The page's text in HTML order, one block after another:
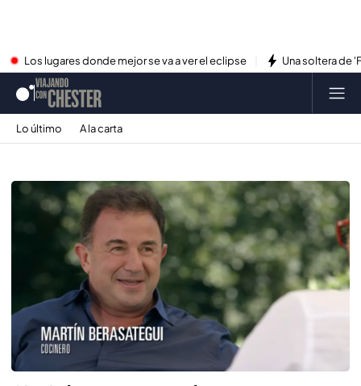
Los lugares donde mejor se va a ver el eclipse Una soltera de
Lo último A la carta